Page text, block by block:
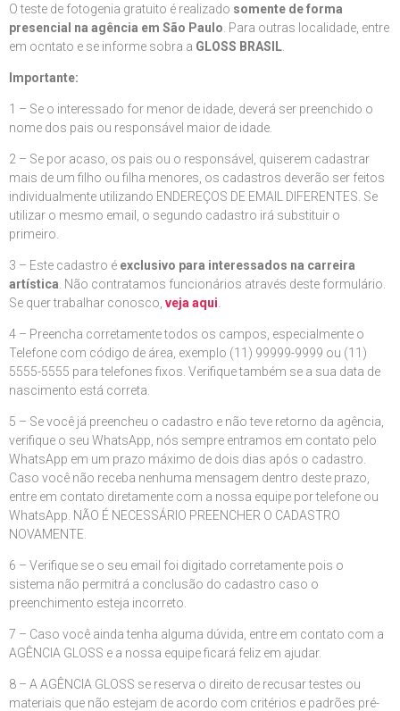
O teste de fotogenia gratuito é realizado somente de forma
presencial na agência em São Paulo . Para outras localidade, entre
em ocntato e se informe sobra a GLOSS BRASIL
Importante:
1 – Se o interessado for menor de idade, deverá ser preenchido o
nome dos pais ou responsável maior de idade.
2 – Se por acaso, os pais ou o responsável, quiserem cadastrar
mais de um filho ou filha menores, os cadastros deverão ser feitos
individualmente utilizando ENDEREÇOS DE EMAIL DIFERENTES. Se
utilizar o mesmo email, o segundo cadastro irá substituir o
primeiro.
3 – Este cadastro é exclusivo para interessados na carreira
artística . Não contratamos funcionários através deste formulário.
Se quer trabalhar conosco, veja aqui
4 – Preencha corretamente todos os campos, especialmente o
Telefone com código de área, exemplo (11) 99999-9999 ou (11)
5555-5555 para telefones fixos. Verifique também se a sua data de
nascimento está correta.
5 – Se você já preencheu o cadastro e não teve retorno da agência,
verifique o seu WhatsApp, nós sempre entramos em contato pelo
WhatsApp em um prazo máximo de dois dias após o cadastro.
Caso você não receba nenhuma mensagem dentro deste prazo,
entre em contato diretamente com a nossa equipe por telefone ou
WhatsApp. NÃO É NECESSÁRIO PREENCHER O CADASTRO
NOVAMENTE.
6 – Verifique se o seu email foi digitado corretamente pois o
sistema não permitrá a conclusão do cadastro caso o
preenchimento esteja incorreto.
7 – Caso você ainda tenha alguma dúvida, entre em contato com a
AGÊNCIA GLOSS e a nossa equipe ficará feliz em ajudar.
8 – A AGÊNCIA GLOSS se reserva o direito de recusar testes ou
materiais que não estejam de acordo com critérios e padrões pré-